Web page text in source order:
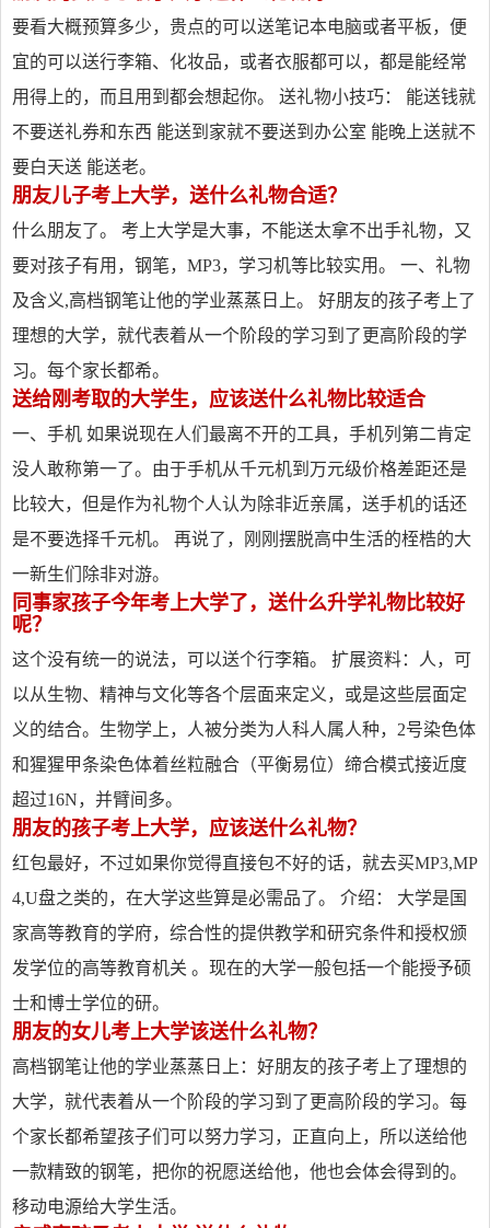
要看大概预算多少，贵点的可以送笔记本电脑或者平板，便
宜的可以送行李箱、化妆品，或者衣服都可以，都是能经常
用得上的，而且用到都会想起你。 送礼物小技巧： 能送钱就
不要送礼券和东西 能送到家就不要送到办公室 能晚上送就不
要白天送 能送老。
朋友儿子考上大学，送什么礼物合适？
什么朋友了。 考上大学是大事，不能送太拿不出手礼物，又
要对孩子有用，钢笔，MP3，学习机等比较实用。 一、礼物
及含义,高档钢笔让他的学业蒸蒸日上。 好朋友的孩子考上了
理想的大学，就代表着从一个阶段的学习到了更高阶段的学
习。每个家长都希。
送给刚考取的大学生，应该送什么礼物比较适合
一、手机 如果说现在人们最离不开的工具，手机列第二肯定
没人敢称第一了。由于手机从千元机到万元级价格差距还是
比较大，但是作为礼物个人认为除非近亲属，送手机的话还
是不要选择千元机。 再说了，刚刚摆脱高中生活的桎梏的大
一新生们除非对游。
同事家孩子今年考上大学了，送什么升学礼物比较好
呢？
这个没有统一的说法，可以送个行李箱。 扩展资料：人，可
以从生物、精神与文化等各个层面来定义，或是这些层面定
义的结合。生物学上，人被分类为人科人属人种，2号染色体
和猩猩甲条染色体着丝粒融合（平衡易位）缔合模式接近度
超过16N，并臂间多。
朋友的孩子考上大学，应该送什么礼物？
红包最好，不过如果你觉得直接包不好的话，就去买MP3,MP
4,U盘之类的，在大学这些算是必需品了。 介绍： 大学是国
家高等教育的学府，综合性的提供教学和研究条件和授权颁
发学位的高等教育机关 。现在的大学一般包括一个能授予硕
士和博士学位的研。
朋友的女儿考上大学该送什么礼物？
高档钢笔让他的学业蒸蒸日上：好朋友的孩子考上了理想的
大学，就代表着从一个阶段的学习到了更高阶段的学习。每
个家长都希望孩子们可以努力学习，正直向上，所以送给他
一款精致的钢笔，把你的祝愿送给他，他也会体会得到的。
移动电源给大学生活。